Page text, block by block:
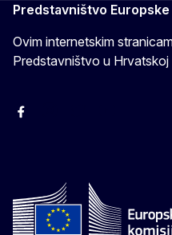
Predstavništvo
Ovim internetskim
Predstavništvo u Hrvatskoj
Facebook